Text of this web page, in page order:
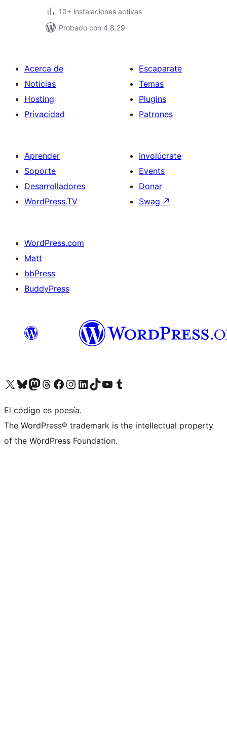
10+ instalaciones activas
Probado con 4.8.29
Acerca de
Noticias
Hosting
Privacidad
Escaparate
Temas
Plugins
Patrones
Aprender
Soporte
Desarrolladores
WordPress.TV
Involúcrate
Events
Donar
Swag ↗
WordPress.com
Matt
bbPress
BuddyPress
Visit our X (formerly Twitter) account
Visit our Bluesky account
Visita nuestra cuenta de Twitter
Visit our Threads account
Visita nuestra página de Facebook
Visite nuestra cuenta de Instagram
Visit our LinkedIn account
Visit our TikTok account
Visit our YouTube channel
Visit our Tumblr account
El código es poesía.
The WordPress® trademark is the intellectual property
of the WordPress Foundation.